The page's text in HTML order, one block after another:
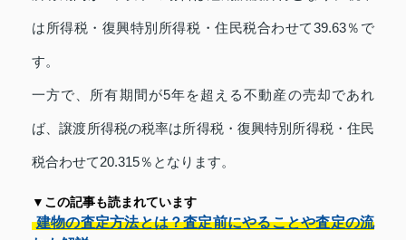
は所得税・復興特別所得税・住民税合わせて39.63％で
す。
一方で、所有期間が5年を超える不動産の売却であれ
ば、譲渡所得税の税率は所得税・復興特別所得税・住民
税合わせて20.315％となります。
▼この記事も読まれています
建物の査定方法とは？査定前にやることや査定の流